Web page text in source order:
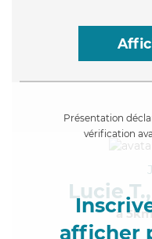
Présentation
vérification
afficher
Lucie T.,
à